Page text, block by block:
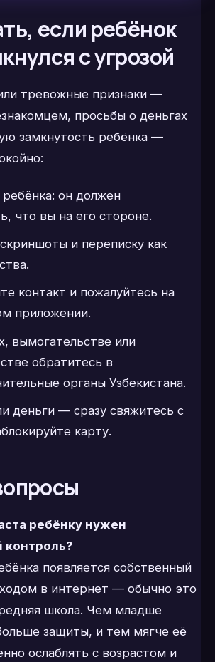
если ребёнок
с угрозой
тревожные признаки —
просьбы о деньгах
замкнутость ребёнка —
он должен
что вы на его стороне.
и переписку как
контакт и пожалуйтесь на
приложении.
вымогательстве или
обратитесь в
органы Узбекистана.
деньги — сразу свяжитесь с
карту.
ребёнку нужен
контроль?
появляется собственный
в интернет — обычно это
школа. Чем младше
защиты, и тем мягче её
ослаблять с возрастом и